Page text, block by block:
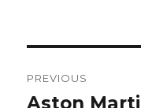
по
PREVIOUS
Previous
Aston